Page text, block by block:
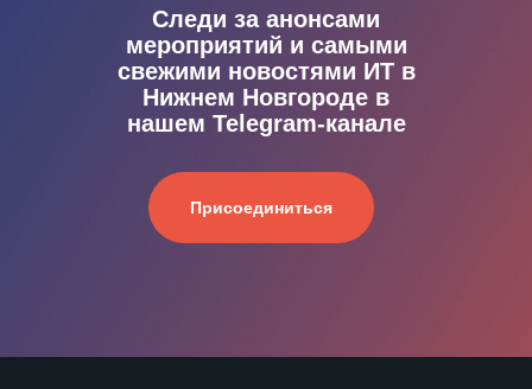
Присоединиться
Следи за анонсами
мероприятий и самыми
свежими новостями ИТ в
Нижнем Новгороде в
нашем Telegram-канале
Сведения об образовательной
организации
Сведения об образовательной
организации
к лицензированию
к лицензированию
Анкетирование